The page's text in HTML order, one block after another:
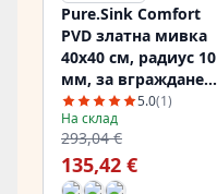
Pure.Sink Comfort
PVD златна мивка
40x40 см, радиус 10
мм, за вграждане,
за вграждане в
плот и за монтаж
върху плот
PCM4040-60
5.0(1)
На склад
293,04 €
135,42 €